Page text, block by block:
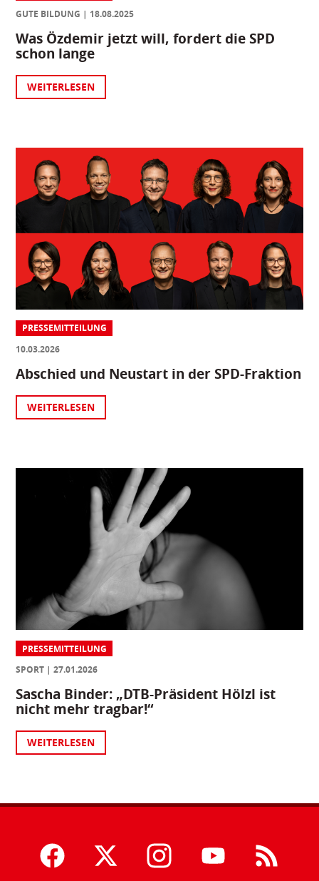
GUTE BILDUNG
18.08.2025
Was Özdemir jetzt will, fordert die SPD
schon lange
WEITERLESEN
PRESSEMITTEILUNG
10.03.2026
Abschied und Neustart in der SPD-Fraktion
WEITERLESEN
PRESSEMITTEILUNG
SPORT
27.01.2026
Sascha Binder: „DTB-Präsident Hölzl ist
nicht mehr tragbar!“
WEITERLESEN